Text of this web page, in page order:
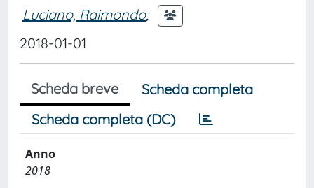
Luciano, Raimondo;
2018-01-01
Scheda breve
Scheda completa
Scheda completa (DC)
Anno
2018